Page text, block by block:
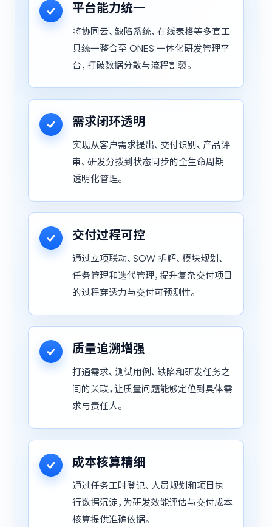
平台能力统一
将协同云、缺陷系统、在线表格等多套工
具统一整合至 ONES 一体化研发管理平
台，打破数据分散与流程割裂。
需求闭环透明
实现从客户需求提出、交付识别、产品评
审、研发分拨到状态同步的全生命周期
透明化管理。
交付过程可控
通过立项联动、SOW 拆解、模块规划、
任务管理和迭代管理，提升复杂交付项目
的过程穿透力与交付可预测性。
质量追溯增强
打通需求、测试用例、缺陷和研发任务之
间的关联，让质量问题能够定位到具体需
求与责任人。
成本核算精细
通过任务工时登记、人员规划和项目执
行数据沉淀，为研发效能评估与交付成本
核算提供准确依据。